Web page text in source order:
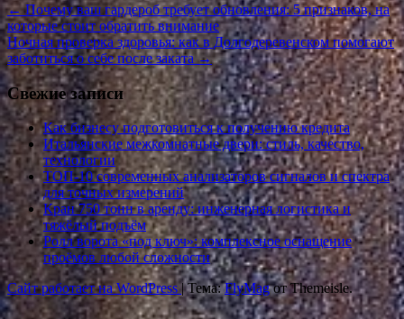
←Почему ваш гардероб требует обновления: 5 признаков, на
которые стоит обратить внимание
Ночная проверка здоровья: как в Долгодеревенском помогают
заботиться о себе после заката →
Свежие записи
Как бизнесу подготовиться к получению кредита
Итальянские межкомнатные двери: стиль, качество,
технологии
ТОП-10 современных анализаторов сигналов и спектра
для точных измерений
Кран 750 тонн в аренду: инженерная логистика и
тяжёлый подъём
Ролл ворота «под ключ»: комплексное оснащение
проёмов любой сложности
Сайт работает на WordPress|Тема:FlyMagот Themeisle.